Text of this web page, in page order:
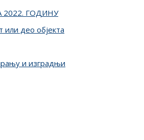
ГОДИНУ
или део објекта
и изградњи